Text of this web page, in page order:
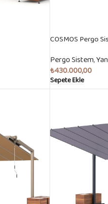
COSMOS Pergo
Pergo Sistem,
₺430.000,00
Sepete Ekle